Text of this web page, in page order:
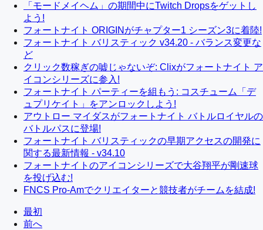
「モードメイヘム」の期間中にTwitch Dropsをゲットし
よう!
フォートナイト ORIGINがチャプター1 シーズン3に着陸!
フォートナイト バリスティック v34.20 - バランス変更な
ど
クリック数稼ぎの嘘じゃないぞ: Clixがフォートナイト ア
イコンシリーズに参入!
フォートナイト パーティーを組もう: コスチューム「デ
ュプリケイト」をアンロックしよう!
アウトロー マイダスがフォートナイト バトルロイヤルの
バトルパスに登場!
フォートナイト バリスティックの早期アクセスの開発に
関する最新情報 - v34.10
フォートナイトのアイコンシリーズで大谷翔平が剛速球
を投げ込む!
FNCS Pro-Amでクリエイターと競技者がチームを結成!
最初
前へ